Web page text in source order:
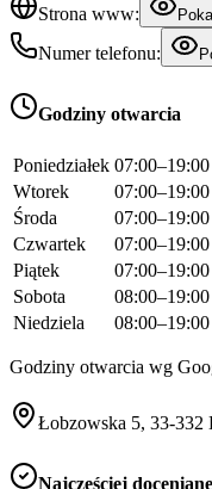
Strona www:
Numer telefonu:
Godziny otwarcia
Poniedziałek 07:00–19:00
Wtorek
07:00–19:00
Środa
07:00–19:00
Czwartek
07:00–19:00
Piątek
07:00–19:00
Sobota
08:00–19:00
Niedziela
08:00–19:00
Godziny otwarcia wg
Łobzowska 5, 33-
Najczęściej